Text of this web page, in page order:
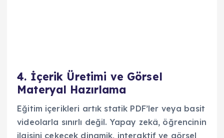
4. İçerik Üretimi ve Görsel
Materyal Hazırlama
Eğitim içerikleri artık statik PDF’ler veya basit
videolarla sınırlı değil. Yapay zekâ, öğrencinin
ilgisini çekecek dinamik, interaktif ve görsel